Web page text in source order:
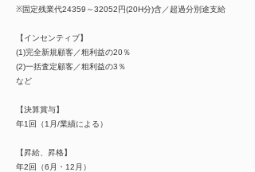
※固定残業代24359～32052円(20H分)含／超過分別途支給
【インセンティブ】
(1)完全新規顧客／粗利益の20％
(2)一括査定顧客／粗利益の3％
など
【決算賞与】
年1回（1月/業績による）
【昇給、昇格】
年2回（6月・12月）